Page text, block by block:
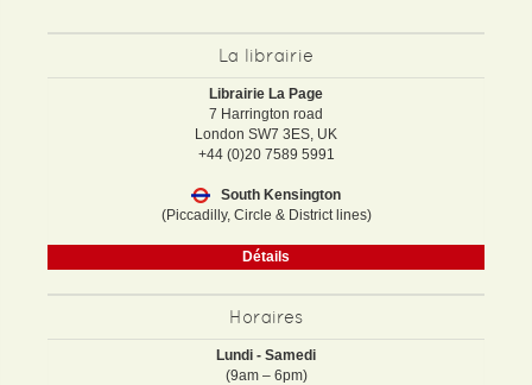
La librairie
Librairie La Page
7 Harrington road
London SW7 3ES, UK
+44 (0)20 7589 5991
South Kensington
(Piccadilly, Circle & District lines)
Détails
Horaires
Lundi - Samedi
(9am – 6pm)